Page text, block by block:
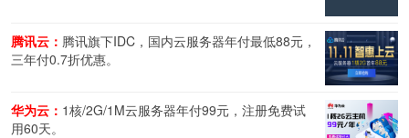
腾讯云： 腾讯旗下IDC，国内云服务器年付最低88元，
三年付0.7折优惠。
华为云： 1核/2G/1M云服务器年付99元，注册免费试
用60天。